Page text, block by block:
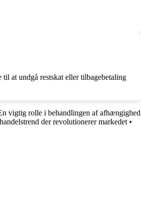
at undgå restskat eller tilbagebetaling
vigtig rolle i behandlingen af afhængighed
der revolutionerer markedet •